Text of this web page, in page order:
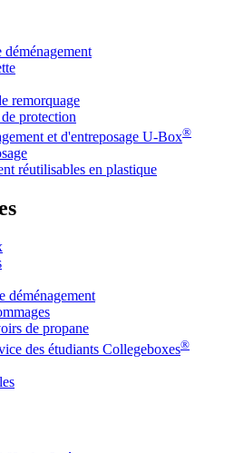
remorquage
protection
et d'entreposage U-Box®
réutilisables en plastique
déménagement
de propane
des étudiants Collegeboxes®